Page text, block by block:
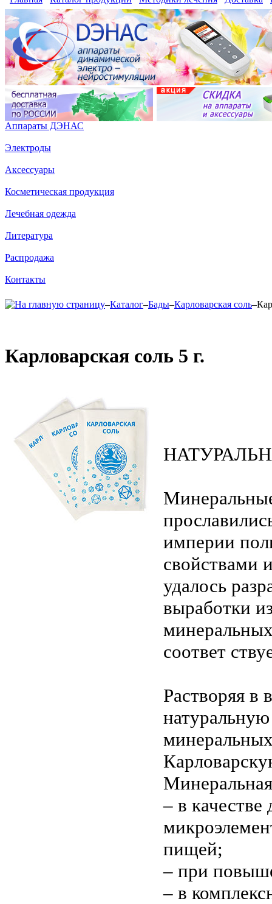
Аппараты ДЭНАС
Электроды
Аксессуары
Косметическая продукция
Лечебная одежда
Литература
Распродажа
Контакты
–Каталог–Бады–Карловарская соль–
Карловарская соль 5 г.
империи
свойствами
удалось
выработки
соответ
Растворяя в
– в
пищей;
– при
– в